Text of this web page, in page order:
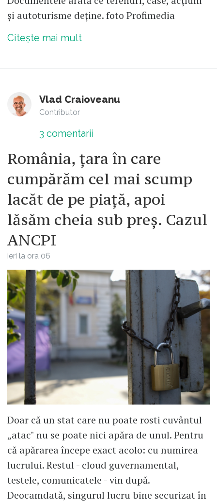
și autoturisme deține. foto Profimedia
Citește mai mult
Vlad Craioveanu
Contributor
3 comentarii
România, țara în care
cumpărăm cel mai scump
lacăt de pe piață, apoi
lăsăm cheia sub preș. Cazul
ANCPI
ieri la ora 06
Doar că un stat care nu poate rosti cuvântul
„atac" nu se poate nici apăra de unul. Pentru
că apărarea începe exact acolo: cu numirea
lucrului. Restul - cloud guvernamental,
testele, comunicatele - vin după.
Deocamdată, singurul lucru bine securizat în